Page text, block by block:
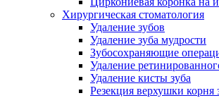
Хирургическая стоматология
Удаление зубов
Удаление зуба мудрости
Зубосохраняющие
Удаление
Удаление кисты зуба
Резекция верхушки корня